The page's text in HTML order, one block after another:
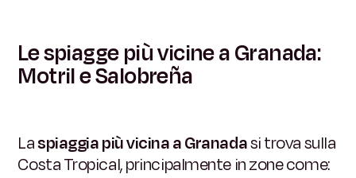
Le spiagge più vicine a Granada:
Motril e Salobreña
Laspiaggia più vicina a Granadasi trova sulla
Costa Tropical, principalmente in zone come: